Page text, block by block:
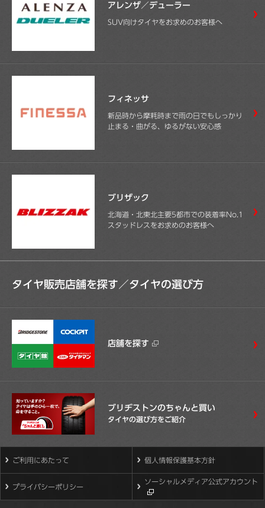
アレンザ／デューラー
SUV向けタイヤをお求めのお客様へ
フィネッサ
新品時から摩耗時まで雨の日でもしっかり
止まる・曲がる、ゆるがない安心感
ブリザック
北海道・北東北主要5都市での装着率No.1
スタッドレスをお求めのお客様へ
タイヤ販売店舗を探す／タイヤの選び方
店舗を探す
ブリヂストンのちゃんと買い
タイヤの選び方をご紹介
ご利用にあたって 個人情報保護基本方針
プライバシーポリシー
ソーシャルメディア公式アカウント